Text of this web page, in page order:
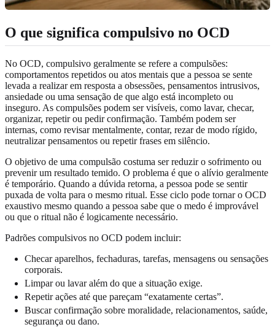
O que significa compulsivo no OCD
No OCD, compulsivo geralmente se refere a compulsões:
comportamentos repetidos ou atos mentais que a pessoa se sente
levada a realizar em resposta a obsessões, pensamentos intrusivos,
ansiedade ou uma sensação de que algo está incompleto ou
inseguro. As compulsões podem ser visíveis, como lavar, checar,
organizar, repetir ou pedir confirmação. Também podem ser
internas, como revisar mentalmente, contar, rezar de modo rígido,
neutralizar pensamentos ou repetir frases em silêncio.
O objetivo de uma compulsão costuma ser reduzir o sofrimento ou
prevenir um resultado temido. O problema é que o alívio geralmente
é temporário. Quando a dúvida retorna, a pessoa pode se sentir
puxada de volta para o mesmo ritual. Esse ciclo pode tornar o OCD
exaustivo mesmo quando a pessoa sabe que o medo é improvável
ou que o ritual não é logicamente necessário.
Padrões compulsivos no OCD podem incluir:
Checar aparelhos, fechaduras, tarefas, mensagens ou sensações
corporais.
Limpar ou lavar além do que a situação exige.
Repetir ações até que pareçam “exatamente certas”.
Buscar confirmação sobre moralidade, relacionamentos, saúde,
segurança ou dano.